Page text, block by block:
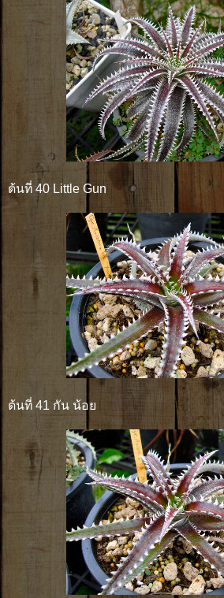
ต้นที่ 40 Little Gun
ต้นที่ 41 กัน น้อย